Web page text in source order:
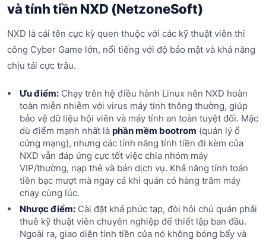
và tính tiền NXD (NetzoneSoft)
NXD là cái tên cực kỳ quen thuộc với các kỹ thuật viên thi
công Cyber Game lớn, nổi tiếng với độ bảo mật và khả năng
chịu tải cực trâu.
Ưu điểm:Chạy trên hệ điều hành Linux nên NXD hoàn
toàn miễn nhiễm với virus máy tính thông thường, giúp
bảo vệ dữ liệu hội viên và máy tính an toàn tuyệt đối. Mặc
dù điểm mạnh nhất là phần mềm bootrom (quản lý ổ
cứng mạng), nhưng các tính năng tính tiền đi kèm của
NXD vẫn đáp ứng cực tốt việc chia nhóm máy
VIP/thường, nạp thẻ và bán dịch vụ. Khả năng tính toán
tiền bạc mượt mà ngay cả khi quán có hàng trăm máy
chạy cùng lúc.
Nhược điểm:Cài đặt khá phức tạp, đòi hỏi chủ quán phải
thuê kỹ thuật viên chuyên nghiệp để thiết lập ban đầu.
Ngoài ra, giao diện tính tiền của nó không bóng bẩy và